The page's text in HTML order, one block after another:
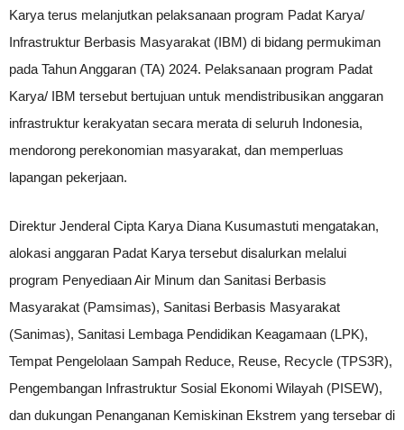
Karya terus melanjutkan pelaksanaan program Padat Karya/
Infrastruktur Berbasis Masyarakat (IBM) di bidang permukiman
pada Tahun Anggaran (TA) 2024. Pelaksanaan program Padat
Karya/ IBM tersebut bertujuan untuk mendistribusikan anggaran
infrastruktur kerakyatan secara merata di seluruh Indonesia,
mendorong perekonomian masyarakat, dan memperluas
lapangan pekerjaan.
Direktur Jenderal Cipta Karya Diana Kusumastuti mengatakan,
alokasi anggaran Padat Karya tersebut disalurkan melalui
program Penyediaan Air Minum dan Sanitasi Berbasis
Masyarakat (Pamsimas), Sanitasi Berbasis Masyarakat
(Sanimas), Sanitasi Lembaga Pendidikan Keagamaan (LPK),
Tempat Pengelolaan Sampah Reduce, Reuse, Recycle (TPS3R),
Pengembangan Infrastruktur Sosial Ekonomi Wilayah (PISEW),
dan dukungan Penanganan Kemiskinan Ekstrem yang tersebar di